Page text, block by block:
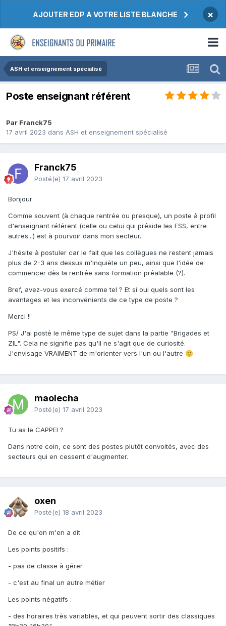
AJOUTER EDP A VOTRE LISTE BLANCHE ×
ASH et enseignement spécialisé
Poste enseignant référent
Par Franck75
17 avril 2023 dans ASH et enseignement spécialisé
Franck75
Posté(e) 17 avril 2023
Bonjour
Comme souvent (à chaque rentrée ou presque), un poste à profil
d'enseignant référent (celle ou celui qui préside les ESS, entre
autres...) est à pourvoir dans mon secteur.
J'hésite à postuler car le fait que les collègues ne restent jamais
plus de 2-3 ans dessus m'inquiète un peu, ainsi que l'idée de
commencer dès la rentrée sans formation préalable (?).
Bref, avez-vous exercé comme tel ? Et si oui quels sont les
avantages et les inconvénients de ce type de poste ?
Merci !!
PS/ J'ai posté le même type de sujet dans la partie "Brigades et
ZIL". Cela ne signifie pas qu'il ne s'agit que de curiosité.
J'envisage VRAIMENT de m'orienter vers l'un ou l'autre 🙂
maolecha
Posté(e) 17 avril 2023
Tu as le CAPPEI ?
Dans notre coin, ce sont des postes plutôt convoités, avec des
secteurs qui en cessent d'augmenter.
oxen
Posté(e) 18 avril 2023
De ce qu'on m'en a dit :
Les points positifs :
- pas de classe à gérer
- c'est au final un autre métier
Les points négatifs :
- des horaires très variables, et qui peuvent sortir des classiques